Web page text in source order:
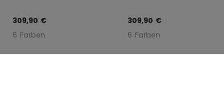
309,90 €
6 Farben
309,90 €
6 Farben